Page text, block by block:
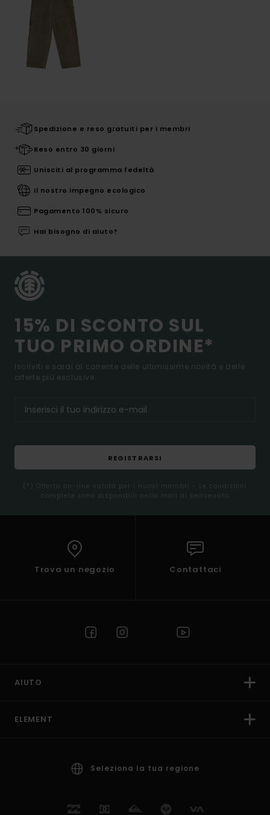
Spedizione e reso gratuiti per i membri
Reso entro 30 giorni
Unisciti al programma fedeltà
Il nostro impegno ecologico
Pagamento 100% sicuro
Hai bisogno di aiuto?
15% DI SCONTO SUL
TUO PRIMO ORDINE*
Iscriviti e sarai al corrente delle ultimissime novità e delle
offerte più esclusive.
REGISTRARSI
(*) Offerta on-line valida per i nuovi membri - Le condizioni
complete sono disponibili nella mail di benvenuto
Trova un negozio Contattaci
AIUTO
ELEMENT
Seleziona la tua regione